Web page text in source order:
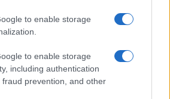
to enable storage
to enable storage
including authentication
prevention, and other